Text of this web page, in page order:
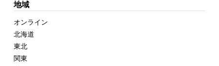
地域
オンライン
北海道
東北
関東